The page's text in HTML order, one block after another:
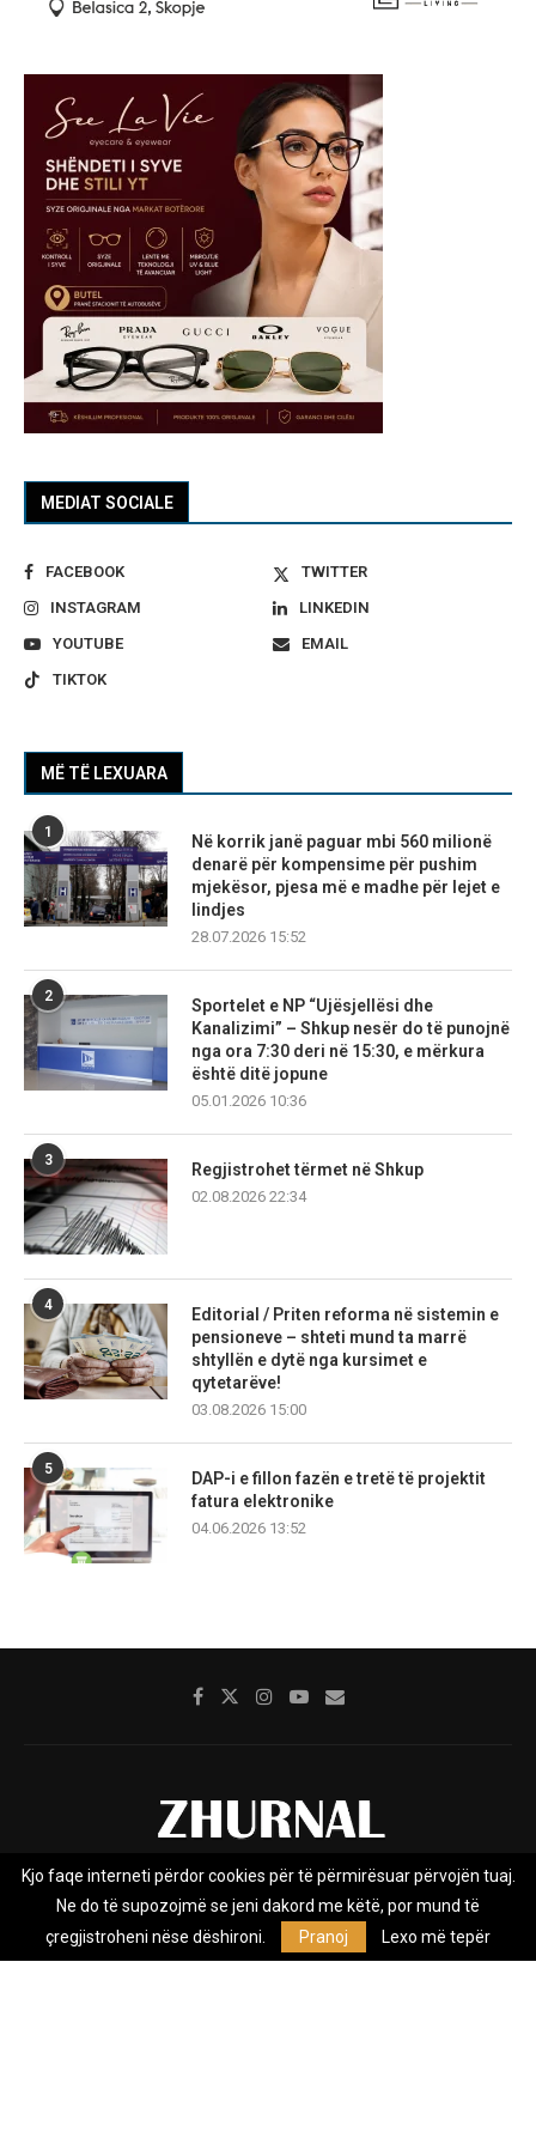
MEDIAT SOCIALE
FACEBOOK
TWITTER
INSTAGRAM
LINKEDIN
YOUTUBE
EMAIL
TIKTOK
MË TË LEXUARA
1
Në korrik janë paguar mbi 560 milionë
denarë për kompensime për pushim
mjekësor, pjesa më e madhe për lejet e
lindjes
28.07.2026 15:52
2
Sportelet e NP “Ujësjellësi dhe
Kanalizimi” – Shkup nesër do të punojnë
nga ora 7:30 deri në 15:30, e mërkura
është ditë jopune
05.01.2026 10:36
3
Regjistrohet tërmet në Shkup
02.08.2026 22:34
4
Editorial / Priten reforma në sistemin e
pensioneve – shteti mund ta marrë
shtyllën e dytë nga kursimet e
qytetarëve!
03.08.2026 15:00
5
DAP-i e fillon fazën e tretë të projektit
fatura elektronike
04.06.2026 13:52
Rreth nesh Impresumi Marketing
Kontakt
Privacy Policy
Zhurnal.mk është Agjenci e Lajmeve e pavarur, e themeluar në vitin
Kjo faqe interneti përdor cookies për të përmirësuar përvojën tuaj.
Ne do të supozojmë se jeni dakord me këtë, por mund të
çregjistroheni nëse dëshironi.
Pranoj Lexo më tepër